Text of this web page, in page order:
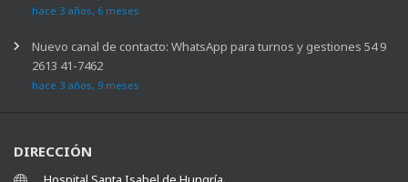
hace 3 años, 6 meses
Nuevo canal de contacto: WhatsApp para turnos y gestiones 54 9
2613 41-7462
hace 3 años, 9 meses
DIRECCIÓN